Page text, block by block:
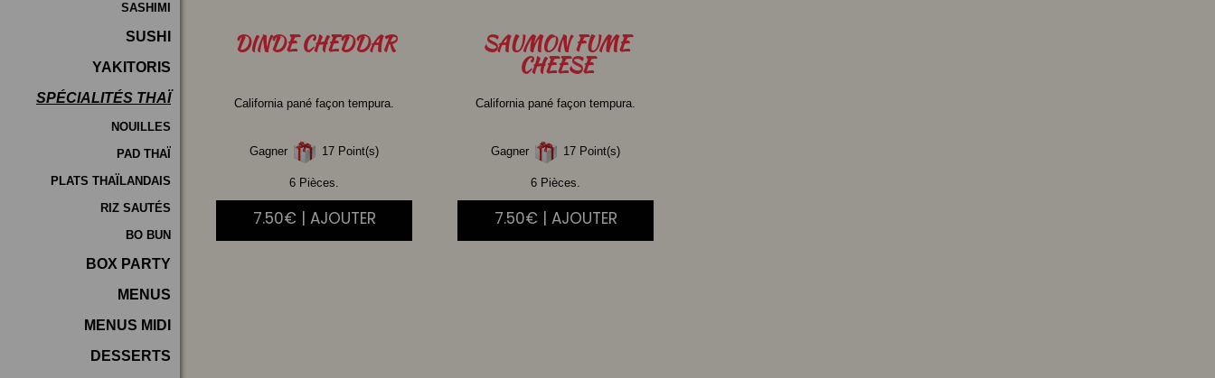
SASHIMI
SUSHI
YAKITORIS
SPÉCIALITÉS THAÏ
NOUILLES
PAD THAÏ
PLATS THAÏLANDAIS
RIZ SAUTÉS
BO BUN
BOX PARTY
MENUS
MENUS MIDI
DESSERTS
DINDECHEDDAR
California pané façon tempura.
Gagner 17 Point(s)
6 Pièces.
7.50€ | AJOUTER
SAUMONFUME
CHEESE
California pané façon tempura.
Gagner 17 Point(s)
6 Pièces.
7.50€ | AJOUTER